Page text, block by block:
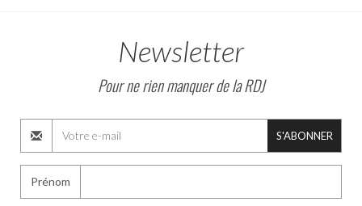
Newsletter
Pour ne rien manquer de la RDJ
S'ABONNER
Prénom